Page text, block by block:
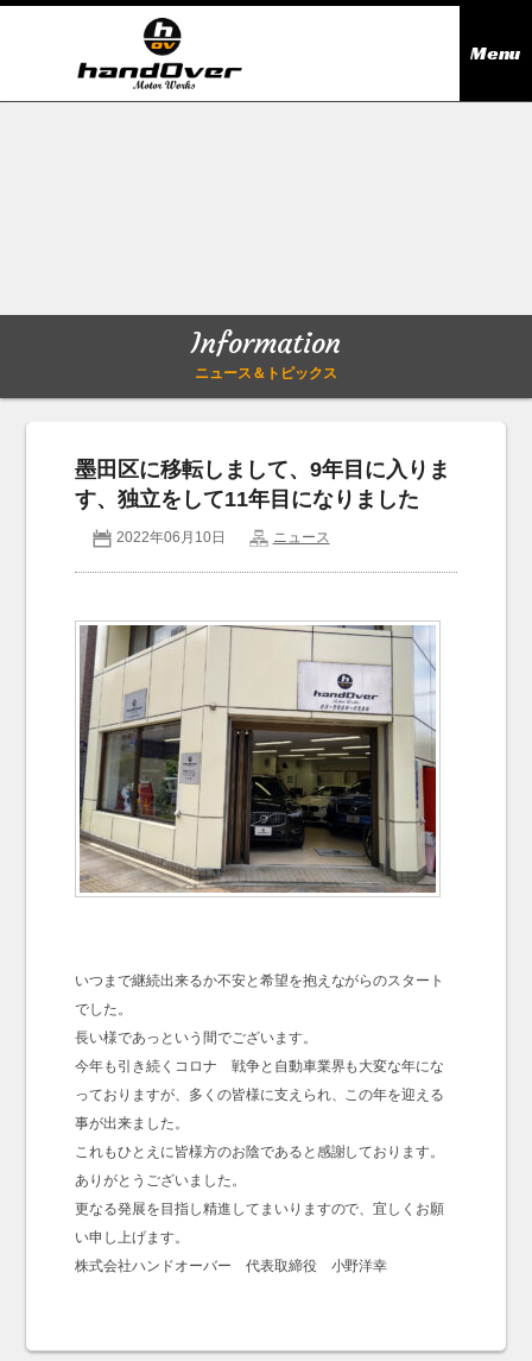
Menu
Company outline
会社概要
アクセス
お問い合わせ
Information
ニュース＆トピックス
墨田区に移転しまして、9年目に入りま
す、独立をして11年目になりました
2022年06月10日 ニュース
いつまで継続出来るか不安と希望を抱えながらのスタート
でした。
長い様であっという間でございます。
今年も引き続くコロナ 戦争と自動車業界も大変な年にな
っておりますが、多くの皆様に支えられ、この年を迎える
事が出来ました。
これもひとえに皆様方のお陰であると感謝しております。
ありがとうございました。
更なる発展を目指し精進してまいりますので、宜しくお願
い申し上げます。
株式会社ハンドオーバー 代表取締役 小野洋幸